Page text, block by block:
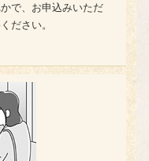
で、お申込みいただ
ださい。